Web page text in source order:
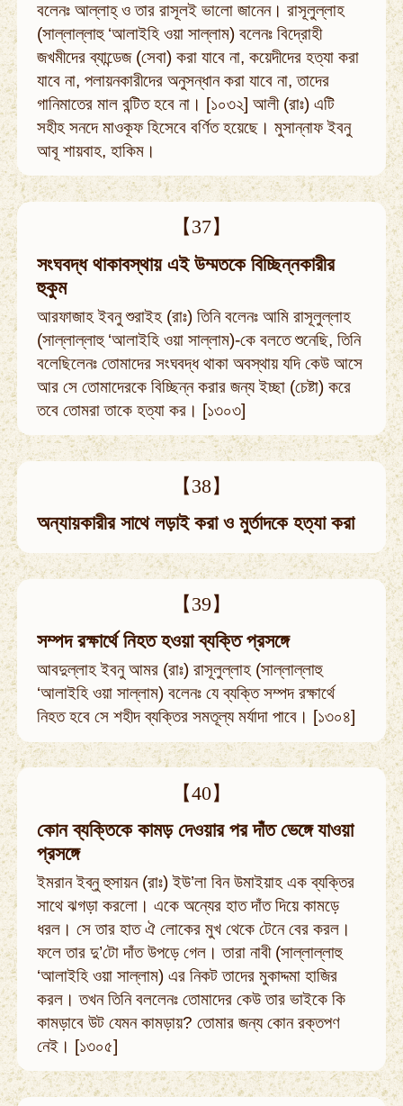
বলেনঃ আল্লাহ্‌ ও তার রাসূলই ভালো জানেন। রাসূলুল্লাহ
(সাল্লাল্লাহু ‘আলাইহি ওয়া সাল্লাম) বলেনঃ বিদ্রোহী
জখমীদের ব্যান্ডেজ (সেবা) করা যাবে না, কয়েদীদের হত্যা করা
যাবে না, পলায়নকারীদের অনুসন্ধান করা যাবে না, তাদের
গানিমাতের মাল বন্টিত হবে না। [১০৩২] আলী (রাঃ) এটি
সহীহ সনদে মাওকূফ হিসেবে বর্ণিত হয়েছে। মুসান্নাফ ইবনু
আবূ শায়বাহ, হাকিম।
【37】
সংঘবদ্ধ থাকাবস্থায় এই উম্মতকে বিচ্ছিন্নকারীর
হুকুম
আরফাজাহ ইবনু শুরাইহ (রাঃ) তিনি বলেনঃ আমি রাসূলুল্লাহ
(সাল্লাল্লাহু ‘আলাইহি ওয়া সাল্লাম)-কে বলতে শুনেছি, তিনি
বলেছিলেনঃ তোমাদের সংঘবদ্ধ থাকা অবস্থায় যদি কেউ আসে
আর সে তোমাদেরকে বিচ্ছিন্ন করার জন্য ইচ্ছা (চেষ্টা) করে
তবে তোমরা তাকে হত্যা কর। [১৩০৩]
【38】
অন্যায়কারীর সাথে লড়াই করা ও মুর্তাদকে হত্যা করা
【39】
সম্পদ রক্ষার্থে নিহত হওয়া ব্যক্তি প্রসঙ্গে
আবদুল্লাহ ইবনু আমর (রাঃ) রাসূলুল্লাহ (সাল্লাল্লাহু
‘আলাইহি ওয়া সাল্লাম) বলেনঃ যে ব্যক্তি সম্পদ রক্ষার্থে
নিহত হবে সে শহীদ ব্যক্তির সমতূল্য মর্যাদা পাবে। [১৩০৪]
【40】
কোন ব্যক্তিকে কামড় দেওয়ার পর দাঁত ভেঙ্গে যাওয়া
প্রসঙ্গে
ইমরান ইব্‌নু হুসায়ন (রাঃ) ইউ’লা বিন উমাইয়াহ এক ব্যক্তির
সাথে ঝগড়া করলো। একে অন্যের হাত দাঁত দিয়ে কামড়ে
ধরল। সে তার হাত ঐ লোকের মুখ থেকে টেনে বের করল।
ফলে তার দু’টো দাঁত উপড়ে গেল। তারা নাবী (সাল্লাল্লাহু
‘আলাইহি ওয়া সাল্লাম) এর নিকট তাদের মুকাদ্দমা হাজির
করল। তখন তিনি বললেনঃ তোমাদের কেউ তার ভাইকে কি
কামড়াবে উট যেমন কামড়ায়? তোমার জন্য কোন রক্তপণ
নেই। [১৩০৫]